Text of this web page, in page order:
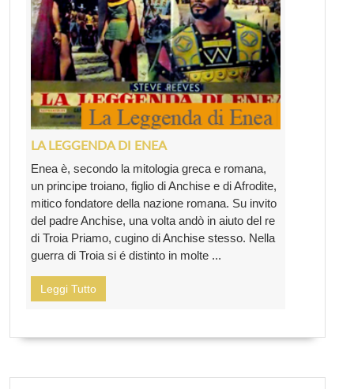
LA LEGGENDA DI ENEA
Enea è, secondo la mitologia greca e romana,
un principe troiano, figlio di Anchise e di Afrodite,
mitico fondatore della nazione romana. Su invito
del padre Anchise, una volta andò in aiuto del re
di Troia Priamo, cugino di Anchise stesso. Nella
guerra di Troia si é distinto in molte ...
Leggi Tutto